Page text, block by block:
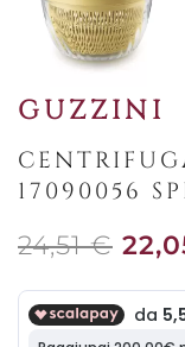
GUZZINI
17090056
24,51 €